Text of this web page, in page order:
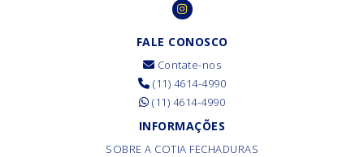
FALE CONOSCO
Contate-nos
(11) 4614-4990
(11) 4614-4990
INFORMAÇÕES
SOBRE A COTIA FECHADURAS